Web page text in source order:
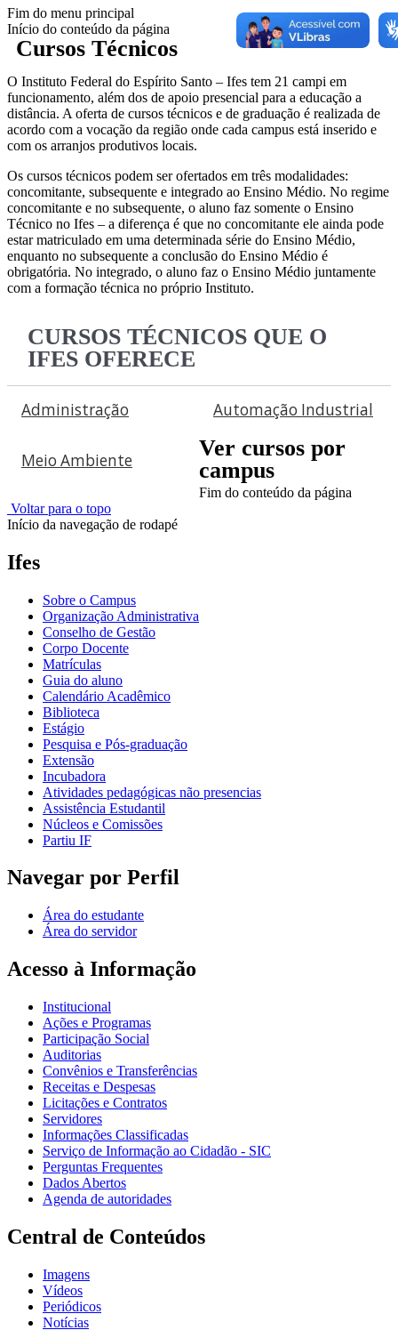
Fim do menu principal
Início do conteúdo da página
Cursos Técnicos
O Instituto Federal do Espírito Santo – Ifes tem 21 campi em
funcionamento, além dos de apoio presencial para a educação a
distância. A oferta de cursos técnicos e de graduação é realizada de
acordo com a vocação da região onde cada campus está inserido e
com os arranjos produtivos locais.
Os cursos técnicos podem ser ofertados em três modalidades:
concomitante, subsequente e integrado ao Ensino Médio. No regime
concomitante e no subsequente, o aluno faz somente o Ensino
Técnico no Ifes – a diferença é que no concomitante ele ainda pode
estar matriculado em uma determinada série do Ensino Médio,
enquanto no subsequente a conclusão do Ensino Médio é
obrigatória. No integrado, o aluno faz o Ensino Médio juntamente
com a formação técnica no próprio Instituto.
CURSOS TÉCNICOS QUE O
IFES OFERECE
Administração Automação Industrial
Meio Ambiente
Ver cursos por
campus
Fim do conteúdo da página
Voltar para o topo
Início da navegação de rodapé
Ifes
Sobre o Campus
Organização Administrativa
Conselho de Gestão
Corpo Docente
Matrículas
Guia do aluno
Calendário Acadêmico
Biblioteca
Estágio
Pesquisa e Pós-graduação
Extensão
Incubadora
Atividades pedagógicas não presencias
Assistência Estudantil
Núcleos e Comissões
Partiu IF
Navegar por Perfil
Área do estudante
Área do servidor
Acesso à Informação
Institucional
Ações e Programas
Participação Social
Auditorias
Convênios e Transferências
Receitas e Despesas
Licitações e Contratos
Servidores
Informações Classificadas
Serviço de Informação ao Cidadão - SIC
Perguntas Frequentes
Dados Abertos
Agenda de autoridades
Central de Conteúdos
Imagens
Vídeos
Periódicos
Notícias